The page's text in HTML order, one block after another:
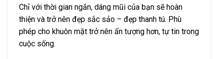
Chỉ với thời gian ngắn, dáng mũi của bạn sẽ hoàn
thiện và trở nên đẹp sắc sảo – đẹp thanh tú. Phù
phép cho khuôn mặt trở nên ấn tượng hơn, tự tin trong
cuộc sống.